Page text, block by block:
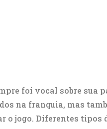
foi vocal sobre sua
na franquia, mas
o jogo. Diferentes tipos